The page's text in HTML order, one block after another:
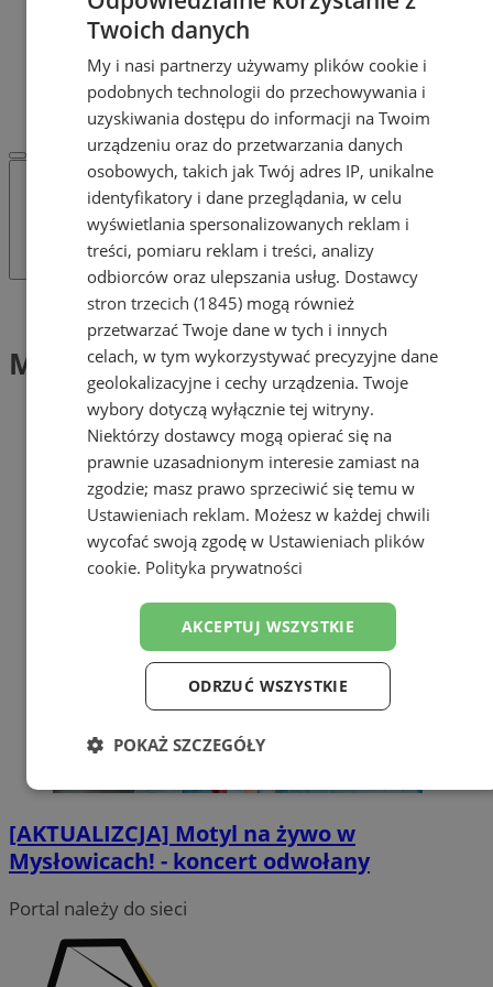
POLECAMY
Protocol IT
Pracuj.pl - praca w Mysłowicach
REKLAMA
WSPÓŁPRACA
Tag: Motyl
Motyl (1)
[AKTUALIZCJA] Motyl na żywo w
Mysłowicach! - koncert odwołany
Portal należy do sieci
Twoich danych
My i nasi partnerzy używamy plików cookie i
podobnych technologii do przechowywania i
uzyskiwania dostępu do informacji na Twoim
urządzeniu oraz do przetwarzania danych
osobowych, takich jak Twój adres IP, unikalne
identyfikatory i dane przeglądania, w celu
wyświetlania spersonalizowanych reklam i
treści, pomiaru reklam i treści, analizy
odbiorców oraz ulepszania usług. Dostawcy
stron trzecich (1845) mogą również
przetwarzać Twoje dane w tych i innych
celach, w tym wykorzystywać precyzyjne dane
geolokalizacyjne i cechy urządzenia. Twoje
wybory dotyczą wyłącznie tej witryny.
Niektórzy dostawcy mogą opierać się na
prawnie uzasadnionym interesie zamiast na
zgodzie; masz prawo sprzeciwić się temu w
Ustawieniach reklam. Możesz w każdej chwili
wycofać swoją zgodę w Ustawieniach plików
cookie. Polityka prywatności
AKCEPTUJ WSZYSTKIE
ODRZUĆ WSZYSTKIE
POKAŻ SZCZEGÓŁY
Niezbędne Wydajność Targetowanie
Funkcjonalność Niesklasyfikowane